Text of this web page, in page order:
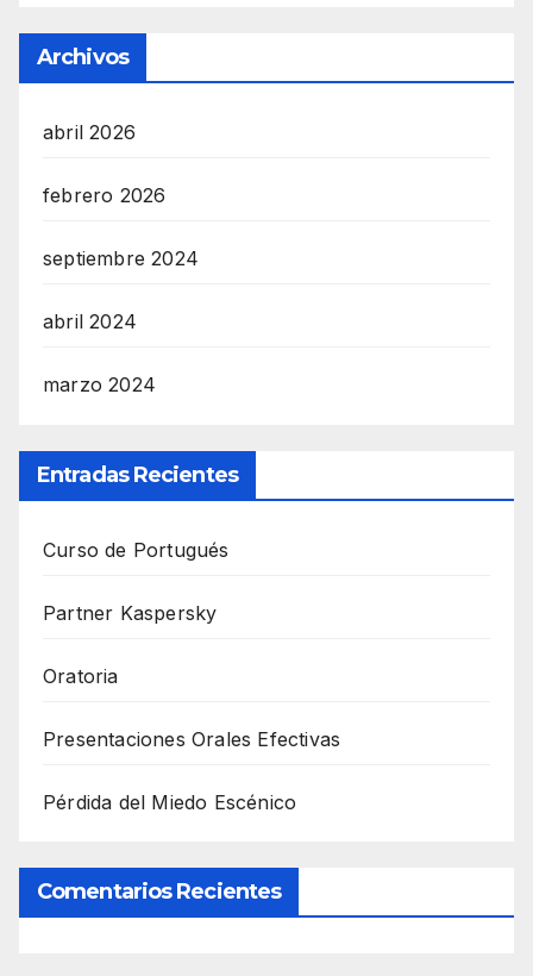
Archivos
abril 2026
febrero 2026
septiembre 2024
abril 2024
marzo 2024
Entradas Recientes
Curso de Portugués
Partner Kaspersky
Oratoria
Presentaciones Orales Efectivas
Pérdida del Miedo Escénico
Comentarios Recientes